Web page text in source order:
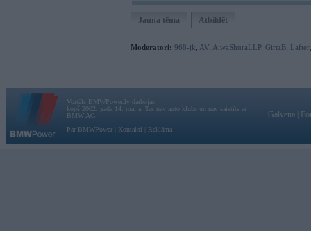
Jauna tēma Atbildēt
Moderatori: 968-jk AV AiwaShuraLLP, GirtzB Lafter
Vortāls BMWPower.lv darbojas
kopš 2002. gada 14. maija. Tas nav auto klubs un nav saistīts ar
BMW AG.
Par BMWPower
Kontakti Reklāma
Galvena